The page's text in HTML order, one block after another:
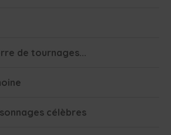
de tournages...
célèbres